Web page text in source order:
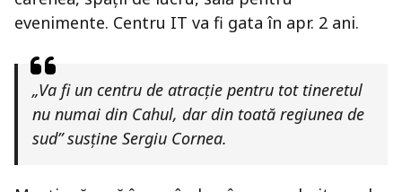
evenimente. Centru IT va fi gata în apr. 2 ani.
„Va fi un centru de atracție pentru tot tineretul
nu numai din Cahul, dar din toată regiunea de
sud” susține Sergiu Cornea.